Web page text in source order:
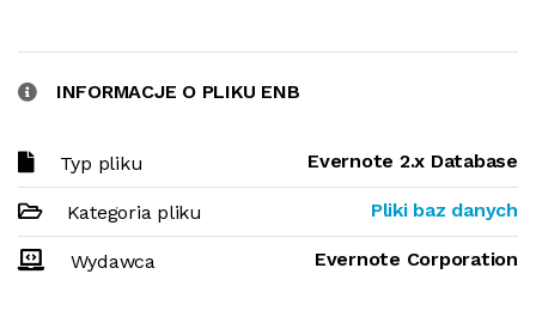
INFORMACJE O PLIKU ENB
Typ pliku Evernote 2.x Database
Kategoria pliku Pliki baz danych
Wydawca Evernote Corporation